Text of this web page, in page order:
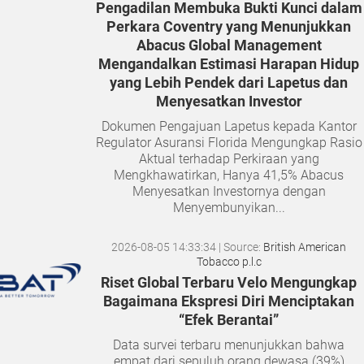
Pengadilan Membuka Bukti Kunci dalam
Perkara Coventry yang Menunjukkan
Abacus Global Management
Mengandalkan Estimasi Harapan Hidup
yang Lebih Pendek dari Lapetus dan
Menyesatkan Investor
Dokumen Pengajuan Lapetus kepada Kantor
Regulator Asuransi Florida Mengungkap Rasio
Aktual terhadap Perkiraan yang
Mengkhawatirkan, Hanya 41,5% Abacus
Menyesatkan Investornya dengan
Menyembunyikan...
2026-08-05 14:33:34 | Source: British American
Tobacco p.l.c
Riset Global Terbaru Velo Mengungkap
Bagaimana Ekspresi Diri Menciptakan
“Efek Berantai”
Data survei terbaru menunjukkan bahwa